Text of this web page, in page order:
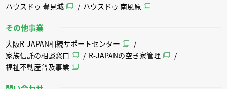
ハウスドゥ 豊見城
ハウスドゥ 南風原
その他事業
大阪R-JAPAN相続サポートセンター
家族信託の相談窓口
R-JAPANの空き家管理
福祉不動産普及事業